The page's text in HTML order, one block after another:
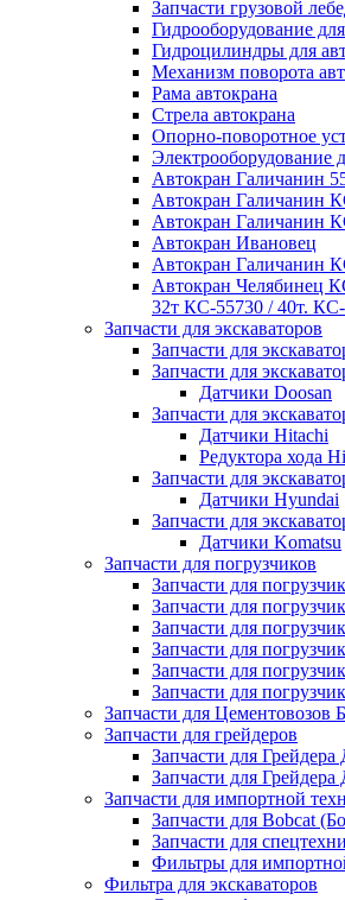
Запчасти грузовой
Гидрооборудование
Гидроцилиндры для
Механизм поворота
Рама автокрана
Стрела автокрана
Опорно-поворотное
Электрооборудование
Автокран Галичанин
Автокран Галичанин
Автокран Галичанин
Автокран Ивановец
Автокран Галичанин
Автокран Челябинец
32т КС-55730 / 40т. КС-
Запчасти для экскаваторов
Запчасти для
Запчасти для
Датчики Doosan
Запчасти для
Датчики Hitachi
Редуктора хода
Запчасти для
Датчики Hyundai
Запчасти для
Датчики Komatsu
Запчасти для погрузчиков
Запчасти для
Запчасти для
Запчасти для
Запчасти для
Запчасти для
Запчасти для
Запчасти для
Запчасти для грейдеров
Запчасти для Грейдера
Запчасти для Грейдера
Запчасти для импортной
Запчасти для Bobcat
Запчасти для
Фильтры для
Фильтра для экскаваторов